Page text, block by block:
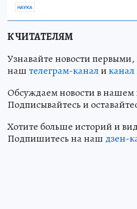
НАУКА
К ЧИТАТЕЛЯМ
Узнавайте новости
наштелеграм-канали
Обсуждаем новости в нашем
Подписывайтесь и
Хотите больше историй и
Подпишитесь на наш дзен-